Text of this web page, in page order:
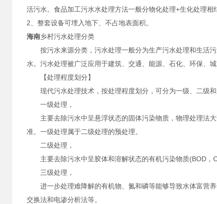
活污水。食品加工污水水处理方法一般分物化处理+生化处理相
2、整套设备可埋入地下、不占地表面积。
海南乡村污水处理分类
按污水来源分类，污水处理一般分为生产污水处理和生活污
水。污水处理被广泛应用于建筑、交通、能源、石化、环保、
【处理程度划分】
现代污水处理技术，按处理程度划分，可分为一级、二级和
一级处理，
主要去除污水中呈悬浮状态的固体污染物质，物理处理法大
准。一级处理属于二级处理的预处理。
二级处理，
主要去除污水中呈胶体和溶解状态的有机污染物质(BOD，
三级处理，
进一步处理难降解的有机物、氮和磷等能够导致水体富营养
交换法和电渗分析法等。